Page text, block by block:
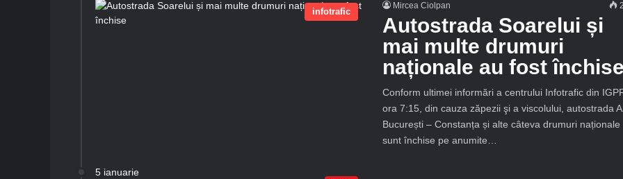
infotrafic
Mircea Ciolpan
Autostrada Soarelui și
mai multe drumuri
naționale au fost
Conform ultimei informări a centrului Infotrafic din
ora 7:15, din cauza zăpezii şi a viscolului, autostrada
București – Constanța și alte câteva drumuri naționale
sunt închise pe anumite…
5 ianuarie